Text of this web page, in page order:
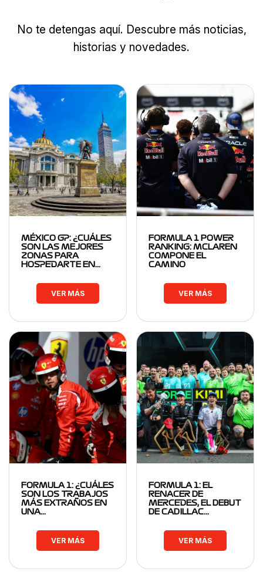
No te detengas aquí. Descubre más noticias,
historias y novedades.
MÉXICO GP: ¿CUÁLES
SON LAS MEJORES
ZONAS PARA
HOSPEDARTE EN…
VER MÁS
FORMULA 1 POWER
RANKING: MCLAREN
COMPONE EL
CAMINO
VER MÁS
FORMULA 1: ¿CUÁLES
SON LOS TRABAJOS
MÁS EXTRAÑOS EN
UNA…
VER MÁS
FORMULA 1: EL
RENACER DE
MERCEDES, EL DEBUT
DE CADILLAC…
VER MÁS